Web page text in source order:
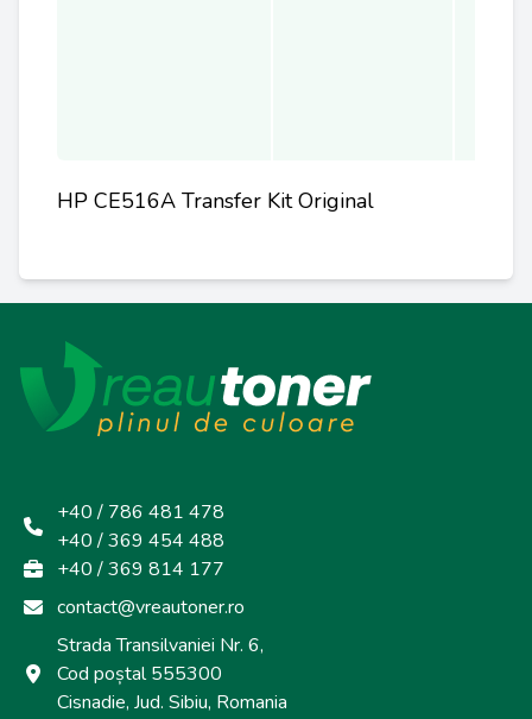
HP CE516A Transfer Kit Original
+40 / 786 481 478
+40 / 369 454 488
+40 / 369 814 177
contact@vreautoner.ro
Strada Transilvaniei Nr. 6,
Cod poștal 555300
Cisnadie, Jud. Sibiu, Romania